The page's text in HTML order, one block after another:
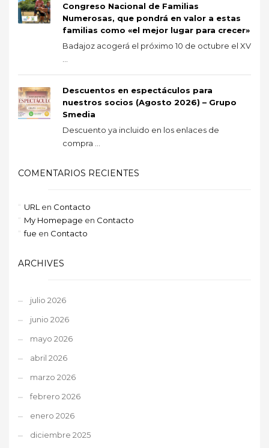
Congreso Nacional de Familias
Numerosas, que pondrá en valor a estas
familias como «el mejor lugar para crecer»
Badajoz acogerá el próximo 10 de octubre el XV
Descuentos en espectáculos para
nuestros socios (Agosto 2026) – Grupo
Smedia
Descuento ya incluido en los enlaces de
compra ...
COMENTARIOS RECIENTES
URL en Contacto
My Homepage en Contacto
fue en Contacto
ARCHIVES
julio 2026
junio 2026
mayo 2026
abril 2026
marzo 2026
febrero 2026
enero 2026
diciembre 2025